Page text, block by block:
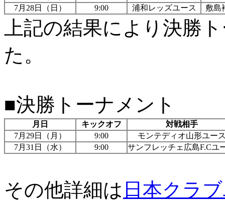
7月28日（日）
9:00 浦和レッズユース 敷島
上記の結果により決勝
た。
■決勝トーナメント
月日 キックオフ
対戦相手
7月29日（月）
9:00
モンテディオ山形ユー
7月31日（水）
9:00 サンフレッチェ広島F.Cユ
その他詳細は 日本クラ